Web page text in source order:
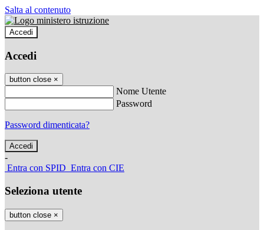
Salta al contenuto
Accedi
Accedi
button close ×
Nome Utente
Password
Password dimenticata?
-
Entra con SPID Entra con CIE
Seleziona utente
button close ×